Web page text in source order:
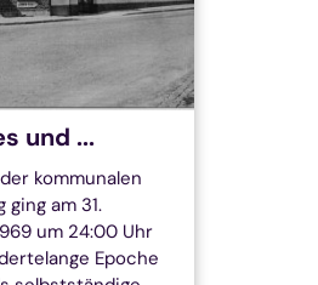
und ...
kommunalen
ging am 31.
um 24:00 Uhr
Epoche